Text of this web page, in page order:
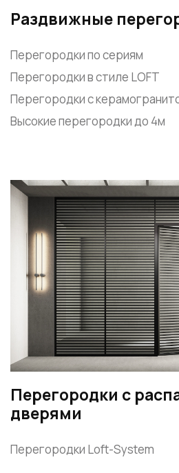
Раздвижные
Перегородки по сериям
Перегородки в стиле LOFT
Перегородки с
Высокие перегородки до 4м
Перегородки с
дверями
Перегородки Loft-System